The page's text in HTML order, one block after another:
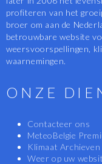
profiteren van het
broer om aan de
betrouwbare website
weersvoorspellingen,
waarnemingen.
ONZE
Contacteer ons
MeteoBelgie
Klimaat Archieven
Weer op uw